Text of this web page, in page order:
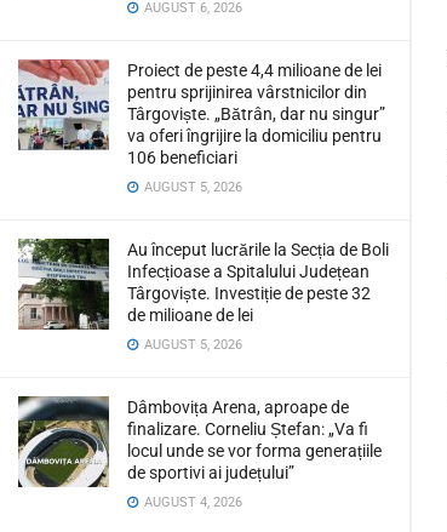
AUGUST 6, 2026
Proiect de peste 4,4 milioane de lei
pentru sprijinirea vârstnicilor din
Târgoviște. „Bătrân, dar nu singur”
va oferi îngrijire la domiciliu pentru
106 beneficiari
AUGUST 5, 2026
Au început lucrările la Secția de Boli
Infecțioase a Spitalului Județean
Târgoviște. Investiție de peste 32
de milioane de lei
AUGUST 5, 2026
Dâmbovița Arena, aproape de
finalizare. Corneliu Ștefan: „Va fi
locul unde se vor forma generațiile
de sportivi ai județului”
AUGUST 4, 2026